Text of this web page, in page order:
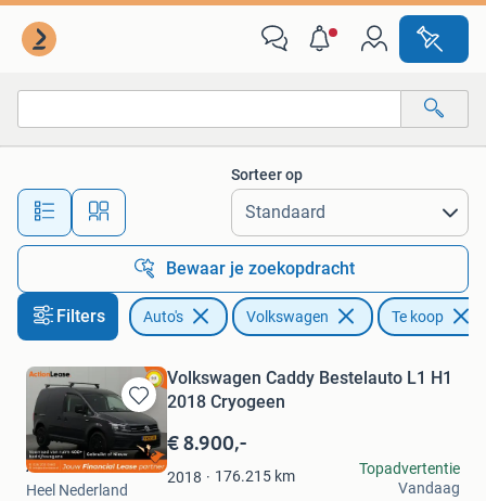
Alle afstanden…
Sorteer op
Bewaar je zoekopdracht
Filters Auto's Volkswagen Te koop
Bewaren
in
Mijn
Favorieten
Volkswagen Caddy Bestelauto L1 H1
2018 Cryogeen
€ 8.900,-
2018 176.215 km
Action Lease
Heel Nederland
Topadvertentie
Vandaag